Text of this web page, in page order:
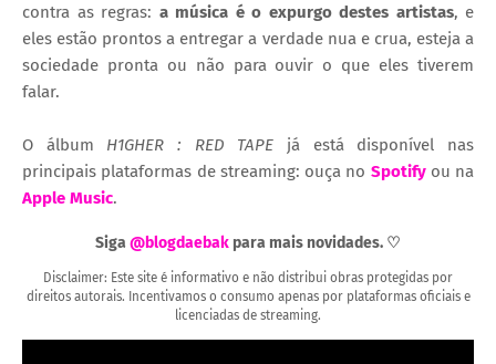
contra as regras: a música é o expurgo destes artistas, e
eles estão prontos a entregar a verdade nua e crua, esteja a
sociedade pronta ou não para ouvir o que eles tiverem
falar.
O álbum H1GHER : RED TAPE já está disponível nas
principais plataformas de streaming: ouça no Spotify ou na
Apple Music.
Siga @blogdaebak para mais novidades. ♡
Disclaimer: Este site é informativo e não distribui obras protegidas por
direitos autorais. Incentivamos o consumo apenas por plataformas oficiais e
licenciadas de streaming.